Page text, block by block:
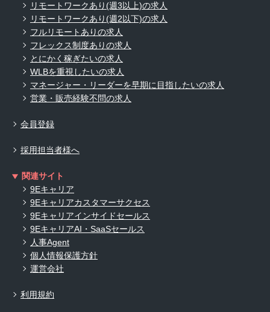
リモートワークあり(週3以上)の求人
リモートワークあり(週2以下)の求人
フルリモートありの求人
フレックス制度ありの求人
とにかく稼ぎたいの求人
WLBを重視したいの求人
マネージャー・リーダーを早期に目指したいの求人
営業・販売経験不問の求人
会員登録
採用担当者様へ
関連サイト
9Eキャリア
9Eキャリアカスタマーサクセス
9Eキャリアインサイドセールス
9EキャリアAI・SaaSセールス
人事Agent
個人情報保護方針
運営会社
利用規約